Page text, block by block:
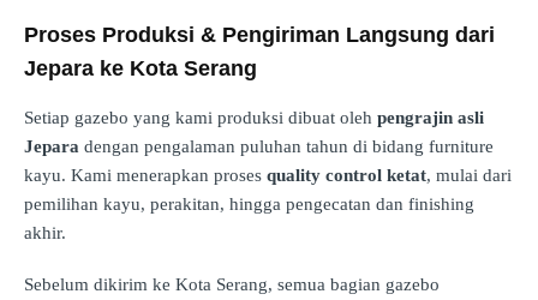
Proses Produksi & Pengiriman Langsung dari
Jepara ke Kota Serang
Setiap gazebo yang kami produksi dibuat oleh pengrajin asli
Jepara dengan pengalaman puluhan tahun di bidang furniture
kayu. Kami menerapkan proses quality control ketat, mulai dari
pemilihan kayu, perakitan, hingga pengecatan dan finishing
akhir.
Sebelum dikirim ke Kota Serang, semua bagian gazebo